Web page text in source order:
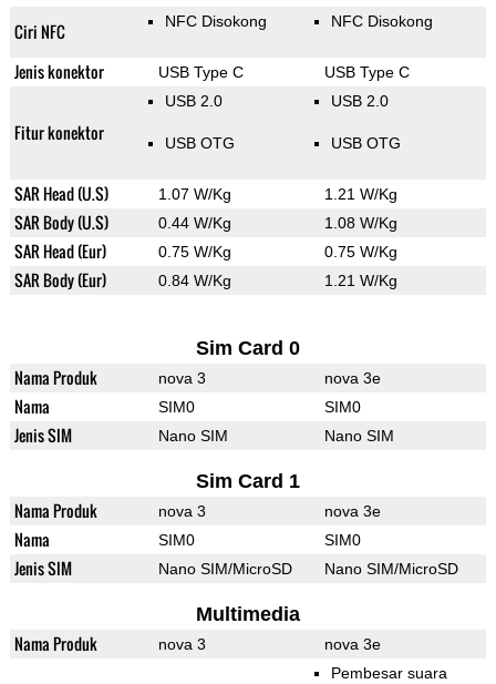
Ciri NFC NFC Disokong NFC Disokong
Jenis konektor USB Type C USB Type C
Fitur konektor
USB 2.0
USB OTG
USB 2.0
USB OTG
SAR Head (U.S) 1.07 W/Kg 1.21 W/Kg
SAR Body (U.S) 0.44 W/Kg 1.08 W/Kg
SAR Head (Eur) 0.75 W/Kg 0.75 W/Kg
SAR Body (Eur) 0.84 W/Kg 1.21 W/Kg
Sim Card 0
Nama Produk nova 3 nova 3e
Nama SIM0 SIM0
Jenis SIM Nano SIM Nano SIM
Sim Card 1
Nama Produk nova 3 nova 3e
Nama SIM0 SIM0
Jenis SIM Nano SIM/MicroSD Nano SIM/MicroSD
Multimedia
Nama Produk nova 3 nova 3e
Pembesar suara